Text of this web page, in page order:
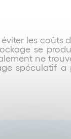
les coûts
se
ne
spéculatif